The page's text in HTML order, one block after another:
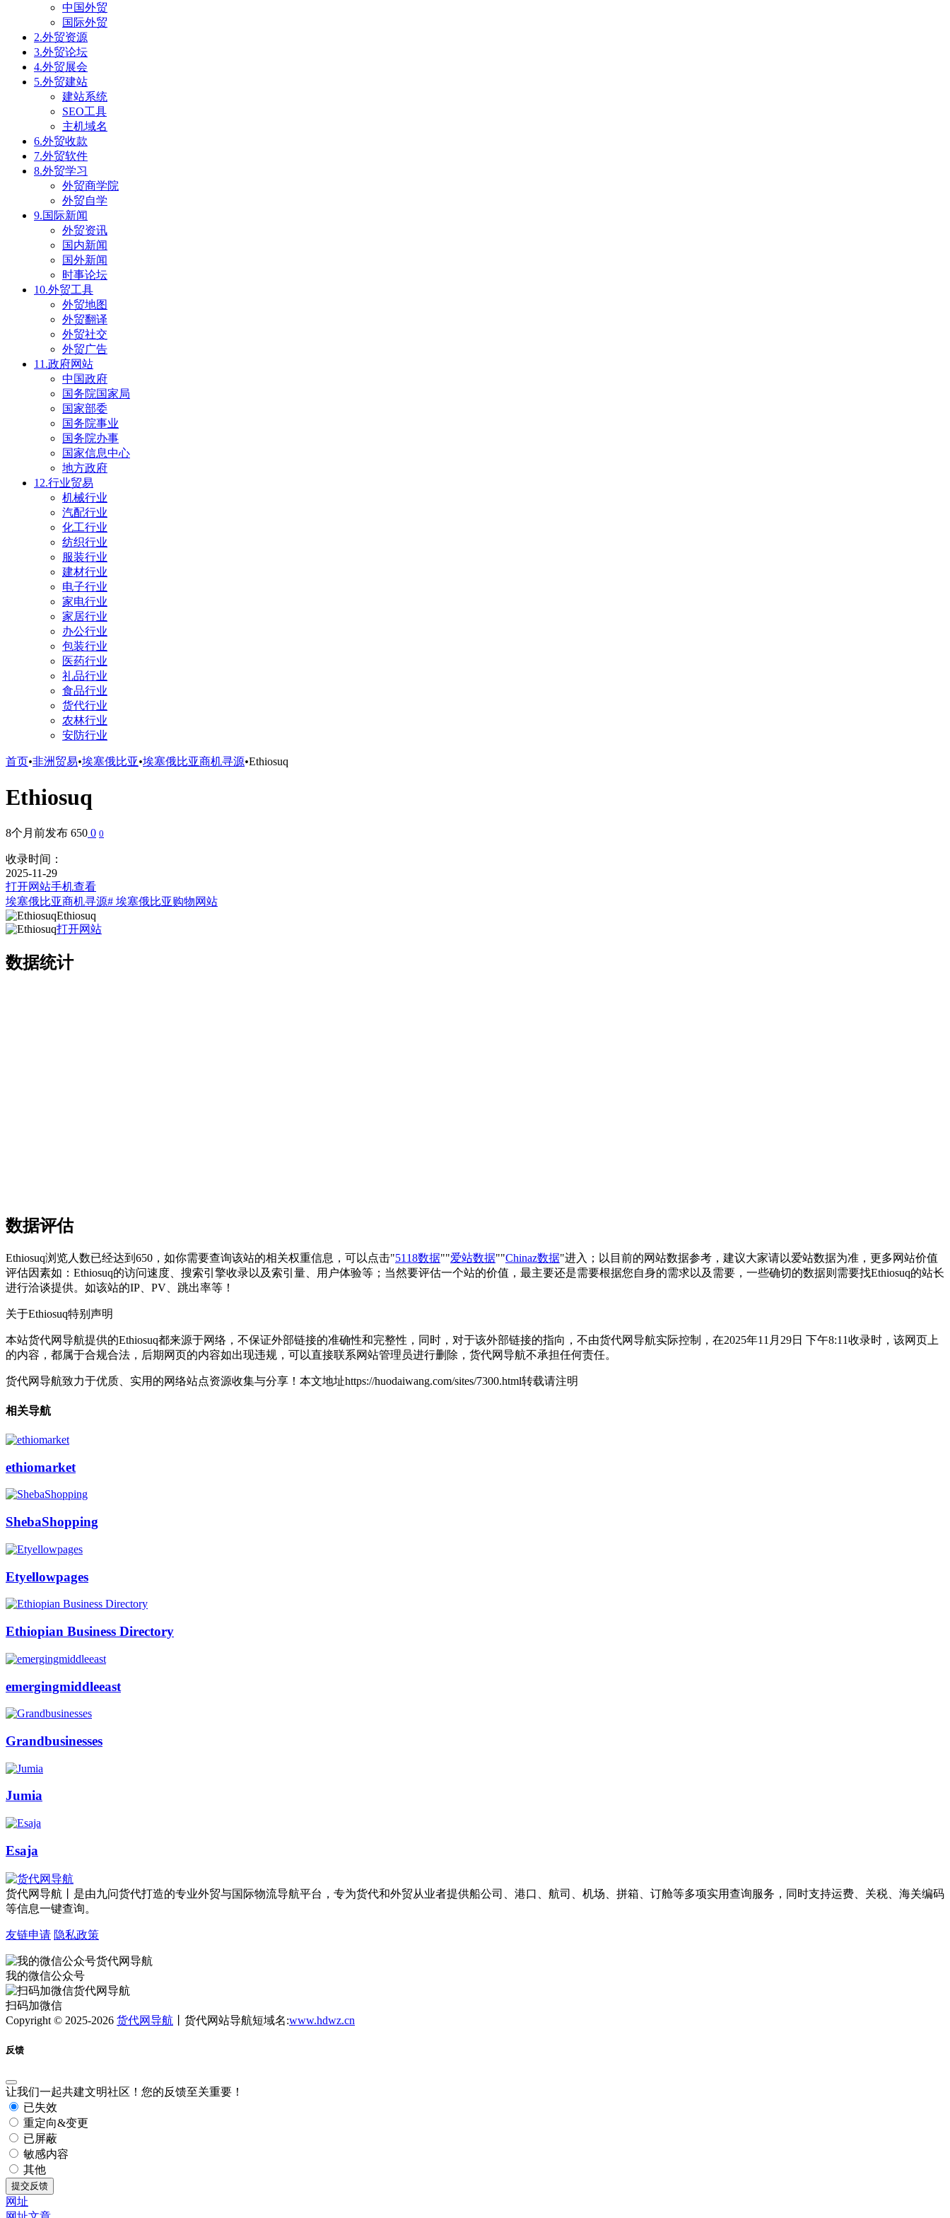
中国外贸
国际外贸
2.外贸资源
3.外贸论坛
4.外贸展会
5.外贸建站
建站系统
SEO工具
主机域名
6.外贸收款
7.外贸软件
8.外贸学习
外贸商学院
外贸自学
9.国际新闻
外贸资讯
国内新闻
国外新闻
时事论坛
10.外贸工具
外贸地图
外贸翻译
外贸社交
外贸广告
11.政府网站
中国政府
国务院国家局
国家部委
国务院事业
国务院办事
国家信息中心
地方政府
12.行业贸易
机械行业
汽配行业
化工行业
纺织行业
服装行业
建材行业
电子行业
家电行业
家居行业
办公行业
包装行业
医药行业
礼品行业
食品行业
货代行业
农林行业
安防行业
首页•非洲贸易•埃塞俄比亚•埃塞俄比亚商机寻源•Ethiosuq
Ethiosuq
8个月前发布 650 0 0
收录时间：
2025-11-29
打开网站手机查看
埃塞俄比亚商机寻源# 埃塞俄比亚购物网站
Ethiosuq
打开网站
数据统计
数据评估
Ethiosuq浏览人数已经达到650，如你需要查询该站的相关权重信息，可以点击"5118数据""爱站数据""Chinaz数据"进入；以目前的网站数据参考，建议大家请以爱站数据为准，更多网站价值
评估因素如：Ethiosuq的访问速度、搜索引擎收录以及索引量、用户体验等；当然要评估一个站的价值，最主要还是需要根据您自身的需求以及需要，一些确切的数据则需要找Ethiosuq的站长
进行洽谈提供。如该站的IP、PV、跳出率等！
关于Ethiosuq特别声明
本站货代网导航提供的Ethiosuq都来源于网络，不保证外部链接的准确性和完整性，同时，对于该外部链接的指向，不由货代网导航实际控制，在2025年11月29日 下午8:11收录时，该网页上
的内容，都属于合规合法，后期网页的内容如出现违规，可以直接联系网站管理员进行删除，货代网导航不承担任何责任。
货代网导航致力于优质、实用的网络站点资源收集与分享！ 本文地址https://huodaiwang.com/sites/7300.html转载请注明
相关导航
ethiomarket
ShebaShopping
Etyellowpages
Ethiopian Business Directory
emergingmiddleeast
Grandbusinesses
Jumia
Esaja
货代网导航丨是由九问货代打造的专业外贸与国际物流导航平台，专为货代和外贸从业者提供船公司、港口、航司、机场、拼箱、订舱等多项实用查询服务，同时支持运费、关税、海关编码
等信息一键查询。
友链申请 隐私政策
我的微信公众号
扫码加微信
Copyright © 2025-2026 货代网导航 丨货代网站导航短域名:www.hdwz.cn
反馈
让我们一起共建文明社区！您的反馈至关重要！
已失效
重定向&变更
已屏蔽
敏感内容
其他
提交反馈
网址